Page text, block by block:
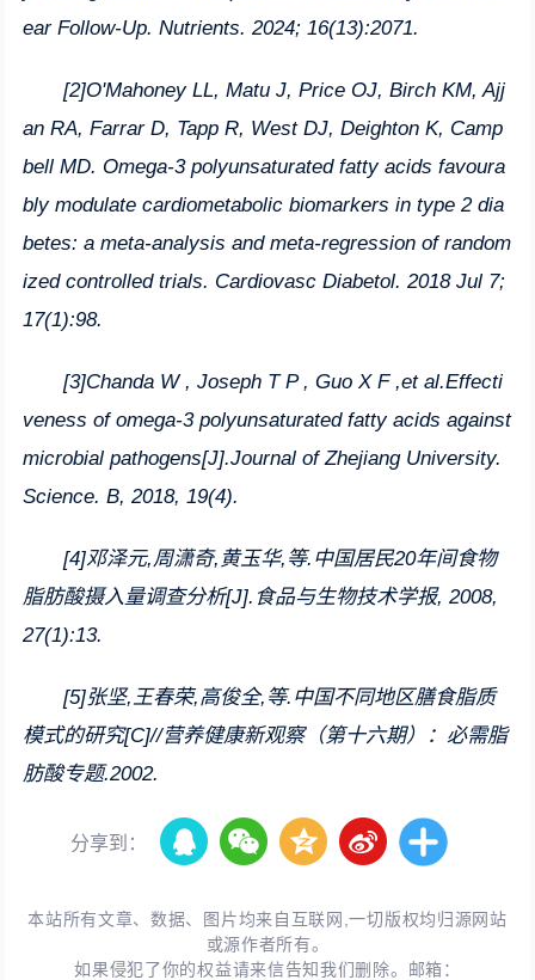
ear Follow-Up. Nutrients. 2024; 16(13):2071.
[2]O'Mahoney LL, Matu J, Price OJ, Birch KM, Ajj
an RA, Farrar D, Tapp R, West DJ, Deighton K, Camp
bell MD. Omega-3 polyunsaturated fatty acids favoura
bly modulate cardiometabolic biomarkers in type 2 dia
betes: a meta-analysis and meta-regression of random
ized controlled trials. Cardiovasc Diabetol. 2018 Jul 7;
17(1):98.
[3]Chanda W , Joseph T P , Guo X F ,et al.Effecti
veness of omega-3 polyunsaturated fatty acids against
microbial pathogens[J].Journal of Zhejiang University.
Science. B, 2018, 19(4).
[4]邓泽元,周潇奇,黄玉华,等.中国居民20年间食物
脂肪酸摄入量调查分析[J].食品与生物技术学报, 2008,
27(1):13.
[5]张坚,王春荣,高俊全,等.中国不同地区膳食脂质
模式的研究[C]//营养健康新观察（第十六期）：必需脂
肪酸专题.2002.
分享到：
本站所有文章、数据、图片均来自互联网,一切版权均归源网站
或源作者所有。
如果侵犯了你的权益请来信告知我们删除。邮箱：